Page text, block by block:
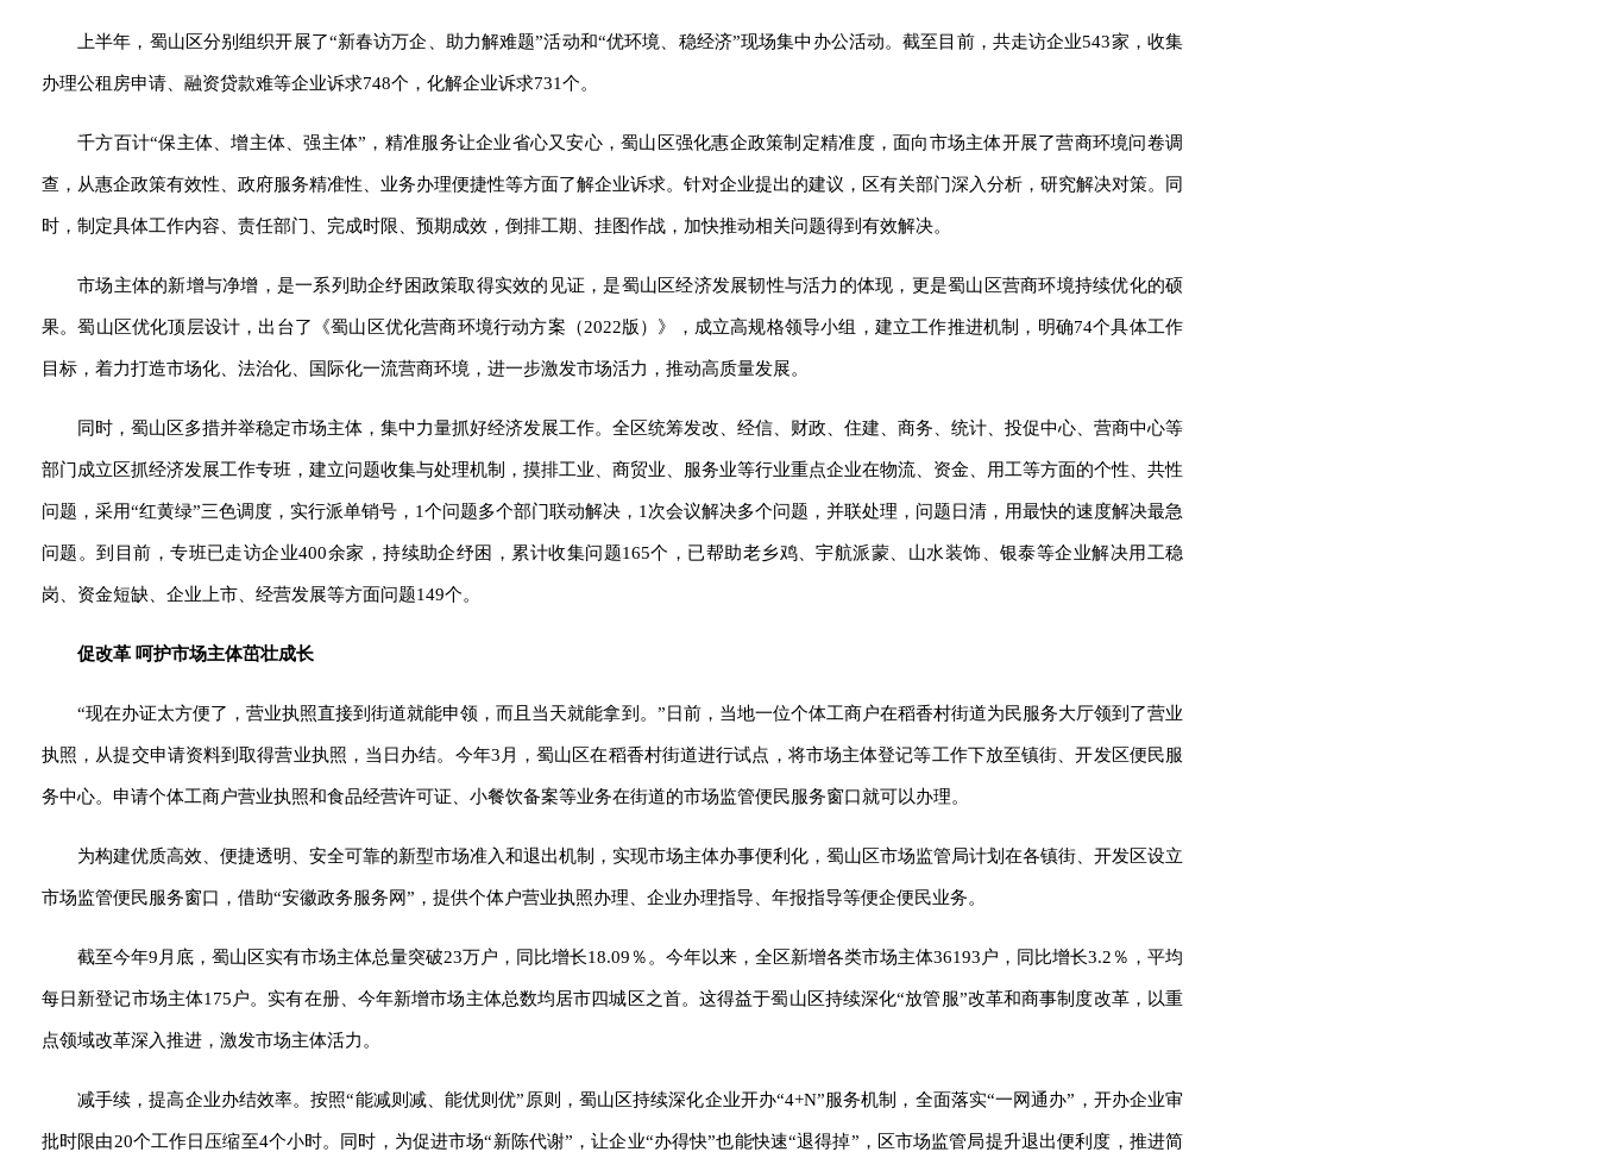
上半年，蜀山区分别组织开展了“新春访万企、助力解难题”活动和“优环境、稳经济”现场集中办公活动。截至目前，共走访企业543家，收集
办理公租房申请、融资贷款难等企业诉求748个，化解企业诉求731个。
千方百计“保主体、增主体、强主体”，精准服务让企业省心又安心，蜀山区强化惠企政策制定精准度，面向市场主体开展了营商环境问卷调
查，从惠企政策有效性、政府服务精准性、业务办理便捷性等方面了解企业诉求。针对企业提出的建议，区有关部门深入分析，研究解决对策。同
时，制定具体工作内容、责任部门、完成时限、预期成效，倒排工期、挂图作战，加快推动相关问题得到有效解决。
市场主体的新增与净增，是一系列助企纾困政策取得实效的见证，是蜀山区经济发展韧性与活力的体现，更是蜀山区营商环境持续优化的硕
果。蜀山区优化顶层设计，出台了《蜀山区优化营商环境行动方案（2022版）》，成立高规格领导小组，建立工作推进机制，明确74个具体工作
目标，着力打造市场化、法治化、国际化一流营商环境，进一步激发市场活力，推动高质量发展。
同时，蜀山区多措并举稳定市场主体，集中力量抓好经济发展工作。全区统筹发改、经信、财政、住建、商务、统计、投促中心、营商中心等
部门成立区抓经济发展工作专班，建立问题收集与处理机制，摸排工业、商贸业、服务业等行业重点企业在物流、资金、用工等方面的个性、共性
问题，采用“红黄绿”三色调度，实行派单销号，1个问题多个部门联动解决，1次会议解决多个问题，并联处理，问题日清，用最快的速度解决最急
问题。到目前，专班已走访企业400余家，持续助企纾困，累计收集问题165个，已帮助老乡鸡、宇航派蒙、山水装饰、银泰等企业解决用工稳
岗、资金短缺、企业上市、经营发展等方面问题149个。
促改革 呵护市场主体茁壮成长
“现在办证太方便了，营业执照直接到街道就能申领，而且当天就能拿到。”日前，当地一位个体工商户在稻香村街道为民服务大厅领到了营业
执照，从提交申请资料到取得营业执照，当日办结。今年3月，蜀山区在稻香村街道进行试点，将市场主体登记等工作下放至镇街、开发区便民服
务中心。申请个体工商户营业执照和食品经营许可证、小餐饮备案等业务在街道的市场监管便民服务窗口就可以办理。
为构建优质高效、便捷透明、安全可靠的新型市场准入和退出机制，实现市场主体办事便利化，蜀山区市场监管局计划在各镇街、开发区设立
市场监管便民服务窗口，借助“安徽政务服务网”，提供个体户营业执照办理、企业办理指导、年报指导等便企便民业务。
截至今年9月底，蜀山区实有市场主体总量突破23万户，同比增长18.09％。今年以来，全区新增各类市场主体36193户，同比增长3.2％，平均
每日新登记市场主体175户。实有在册、今年新增市场主体总数均居市四城区之首。这得益于蜀山区持续深化“放管服”改革和商事制度改革，以重
点领域改革深入推进，激发市场主体活力。
减手续，提高企业办结效率。按照“能减则减、能优则优”原则，蜀山区持续深化企业开办“4+N”服务机制，全面落实“一网通办”，开办企业审
批时限由20个工作日压缩至4个小时。同时，为促进市场“新陈代谢”，让企业“办得快”也能快速“退得掉”，区市场监管局提升退出便利度，推进简